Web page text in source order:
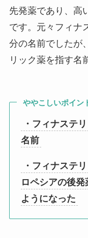
先発薬であり、高
です。元々フィナ
分の名前でしたが
リック薬を指す名
ややこしいポイン
・フィナステ
名前
・フィナステ
ロペシアの後
ようになった